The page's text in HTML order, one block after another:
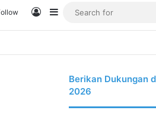
Log InSidebar
Berikan Dukungan
2026